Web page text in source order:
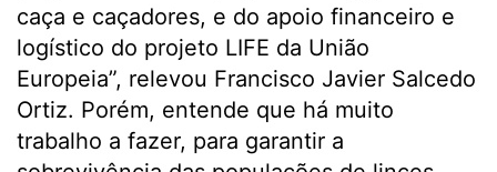
caça e caçadores, e do apoio financeiro e
logístico do projeto LIFE da União
Europeia”, relevou Francisco Javier Salcedo
Ortiz. Porém, entende que há muito
trabalho a fazer, para garantir a